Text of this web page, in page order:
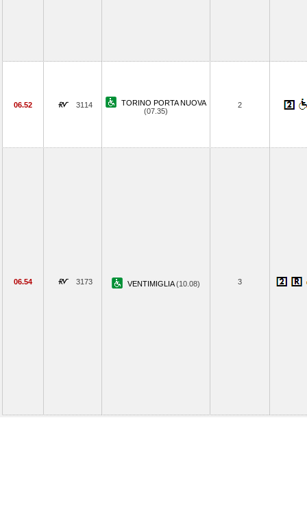
06.52 3114
TORINO PORTA NUOVA
(07.35)
2
06.54 3173 VENTIMIGLIA(10.08) 3